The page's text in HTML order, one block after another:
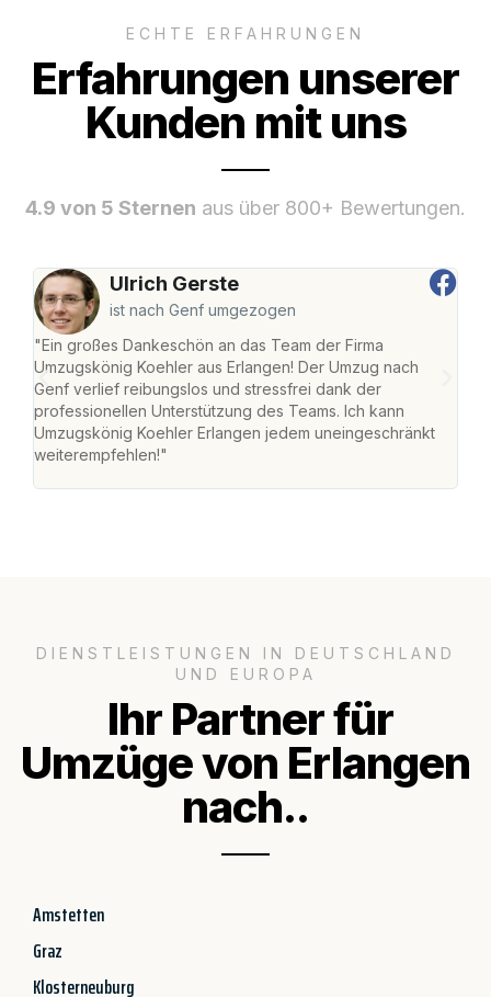
ECHTE ERFAHRUNGEN
Erfahrungen unserer
Kunden mit uns
4.9 von 5 Sternen aus über 800+ Bewertungen.
Ulrich Gerste
ist nach Genf umgezogen
"Ein großes Dankeschön an das Team der Firma
Umzugskönig Koehler aus Erlangen! Der Umzug nach
Genf verlief reibungslos und stressfrei dank der
professionellen Unterstützung des Teams. Ich kann
Umzugskönig Koehler Erlangen jedem uneingeschränkt
weiterempfehlen!"
DIENSTLEISTUNGEN IN DEUTSCHLAND
UND EUROPA
Ihr Partner für
Umzüge von Erlangen
nach..
Amstetten
Graz
Klosterneuburg